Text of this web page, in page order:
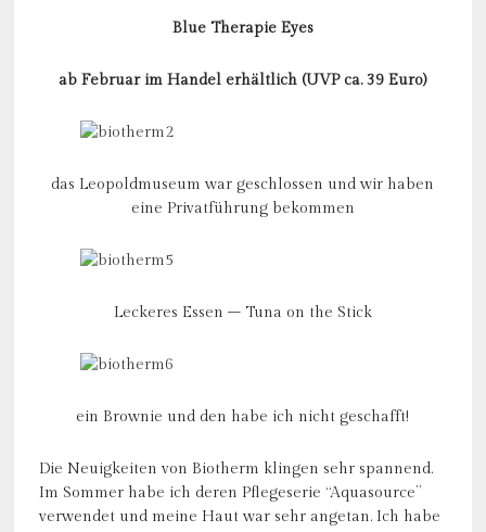
Blue Therapie Eyes
ab Februar im Handel erhältlich (UVP ca. 39 Euro)
das Leopoldmuseum war geschlossen und wir haben
eine Privatführung bekommen
Leckeres Essen – Tuna on the Stick
ein Brownie und den habe ich nicht geschafft!
Die Neuigkeiten von Biotherm klingen sehr spannend.
Im Sommer habe ich deren Pflegeserie “Aquasource”
verwendet und meine Haut war sehr angetan. Ich habe